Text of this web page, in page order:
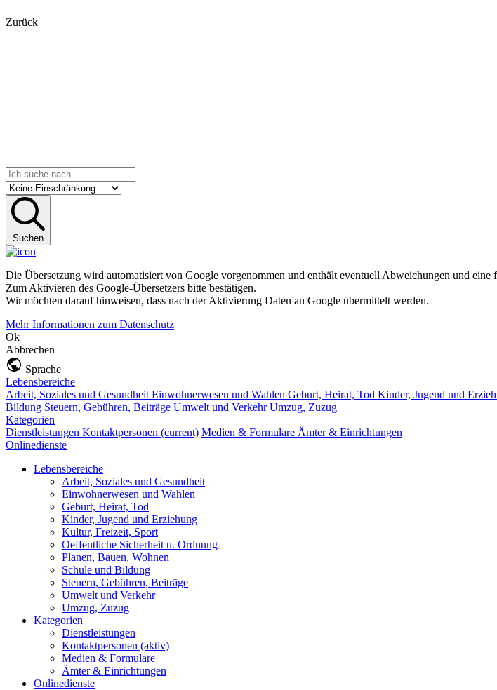
Zurück
Suchen
Die Übersetzung wird automatisiert von Google vorgenommen und enthält eventuell Abweichungen und eine
Zum Aktivieren des Google-Übersetzers bitte bestätigen.
Wir möchten darauf hinweisen, dass nach der Aktivierung Daten an Google übermittelt werden.
Mehr Informationen zum Datenschutz
Ok
Abbrechen
Sprache
Lebensbereiche
Arbeit, Soziales und Gesundheit Einwohnerwesen und Wahlen Geburt, Heirat, Tod Kinder, Jugend und
Bildung Steuern, Gebühren, Beiträge Umwelt und VerkehrUmzug, Zuzug
Kategorien
Dienstleistungen Kontaktpersonen (current) Medien & Formulare Ämter & Einrichtungen
Onlinedienste
Lebensbereiche
Arbeit, Soziales und Gesundheit
Einwohnerwesen und Wahlen
Geburt, Heirat, Tod
Kinder, Jugend und Erziehung
Kultur, Freizeit, Sport
Oeffentliche Sicherheit u. Ordnung
Planen, Bauen, Wohnen
Schule und Bildung
Steuern, Gebühren, Beiträge
Umwelt und Verkehr
Umzug, Zuzug
Kategorien
Dienstleistungen
Kontaktpersonen (aktiv)
Medien & Formulare
Ämter & Einrichtungen
Onlinedienste